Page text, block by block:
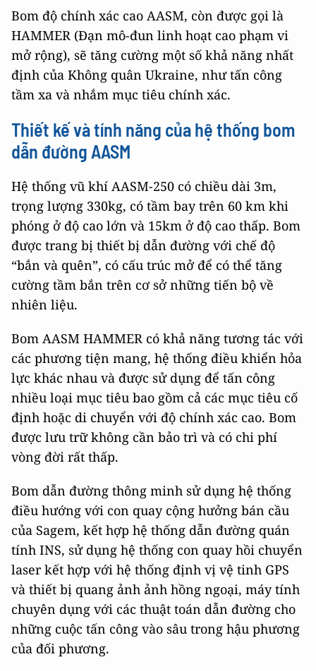
Bom độ chính xác cao AASM, còn được gọi là
HAMMER (Đạn mô-đun linh hoạt cao phạm vi
mở rộng), sẽ tăng cường một số khả năng nhất
định của Không quân Ukraine, như tấn công
tầm xa và nhắm mục tiêu chính xác.
Thiết kế và tính năng của hệ thống bom
dẫn đường AASM
Hệ thống vũ khí AASM-250 có chiều dài 3m,
trọng lượng 330kg, có tầm bay trên 60 km khi
phóng ở độ cao lớn và 15km ở độ cao thấp. Bom
được trang bị thiết bị dẫn đường với chế độ
“bắn và quên”, có cấu trúc mở để có thể tăng
cường tầm bắn trên cơ sở những tiến bộ về
nhiên liệu.
Bom AASM HAMMER có khả năng tương tác với
các phương tiện mang, hệ thống điều khiển hỏa
lực khác nhau và được sử dụng để tấn công
nhiều loại mục tiêu bao gồm cả các mục tiêu cố
định hoặc di chuyển với độ chính xác cao. Bom
được lưu trữ không cần bảo trì và có chi phí
vòng đời rất thấp.
Bom dẫn đường thông minh sử dụng hệ thống
điều hướng với con quay cộng hưởng bán cầu
của Sagem, kết hợp hệ thống dẫn đường quán
tính INS, sử dụng hệ thống con quay hồi chuyển
laser kết hợp với hệ thống định vị vệ tinh GPS
và thiết bị quang ảnh ảnh hồng ngoại, máy tính
chuyên dụng với các thuật toán dẫn đường cho
những cuộc tấn công vào sâu trong hậu phương
của đối phương.